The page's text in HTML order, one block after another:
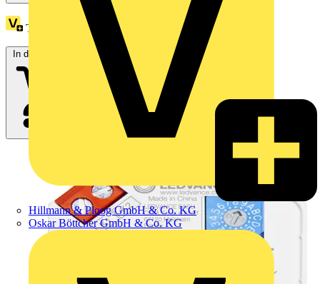
Hillmann & Ploog GmbH & Co. KG
Oskar Böttcher GmbH & Co. KG
Treuepunkte: 5
In den Warenkorb